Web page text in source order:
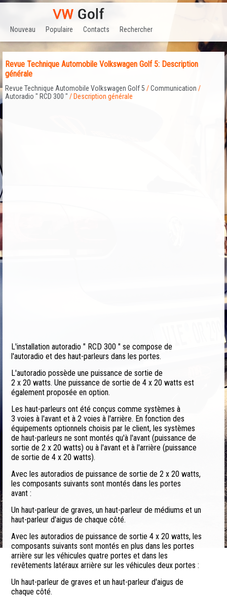
Nouveau Populaire Contacts Rechercher
Revue Technique Automobile Volkswagen Golf 5: Description
générale
Revue Technique Automobile Volkswagen Golf 5 /Communication /
Autoradio " RCD 300 " / Description générale
L'installation autoradio " RCD 300 " se compose de
l'autoradio et des haut-parleurs dans les portes.
L'autoradio possède une puissance de sortie de
2 x 20 watts. Une puissance de sortie de 4 x 20 watts est
également proposée en option.
Les haut-parleurs ont été conçus comme systèmes à
3 voies à l'avant et à 2 voies à l'arrière. En fonction des
équipements optionnels choisis par le client, les systèmes
de haut-parleurs ne sont montés qu'à l'avant (puissance de
sortie de 2 x 20 watts) ou à l'avant et à l'arrière (puissance
de sortie de 4 x 20 watts).
Avec les autoradios de puissance de sortie de 2 x 20 watts,
les composants suivants sont montés dans les portes
avant :
Un haut-parleur de graves, un haut-parleur de médiums et un
haut-parleur d'aigus de chaque côté.
Avec les autoradios de puissance de sortie 4 x 20 watts, les
composants suivants sont montés en plus dans les portes
arrière sur les véhicules quatre portes et dans les
revêtements latéraux arrière sur les véhicules deux portes :
Un haut-parleur de graves et un haut-parleur d'aigus de
chaque côté.